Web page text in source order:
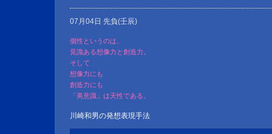
07月04日 先負(壬辰)
個性というのは、
見識ある想像力と創造力。
そして
想像力にも
創造力にも
「美意識」は天性である。
川崎和男の発想表現手法